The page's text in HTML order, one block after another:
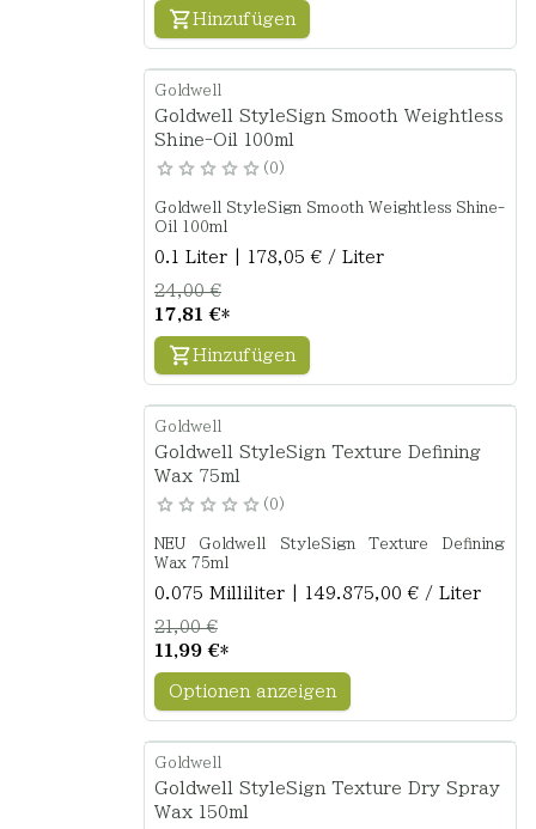
Hinzufügen
Goldwell
Goldwell StyleSign Smooth Weightless
Shine-Oil 100ml
0
Goldwell StyleSign Smooth Weightless Shine-
Oil 100ml
0.1 Liter | 178,05 € / Liter
17,81 €*
24,00 €
Hinzufügen
Goldwell
Goldwell StyleSign Texture Defining
Wax 75ml
0
NEU Goldwell StyleSign Texture Defining
Wax 75ml
0.075 Milliliter | 149.875,00 € / Liter
11,99 €*
21,00 €
Optionen anzeigen
Goldwell
Goldwell StyleSign Texture Dry Spray
Wax 150ml